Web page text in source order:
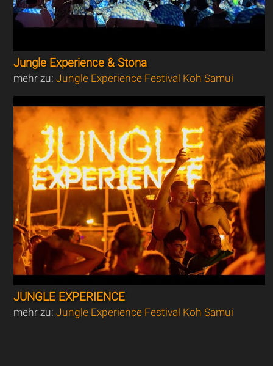
Jungle Experience & Stona
mehr zu:Jungle Experience Festival Koh Samui
JUNGLE EXPERIENCE
mehr zu:Jungle Experience Festival Koh Samui